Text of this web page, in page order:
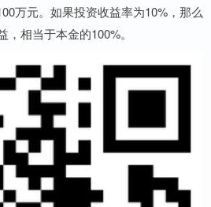
万元。如果投资收益率为10%，那么
相当于本金的100%。